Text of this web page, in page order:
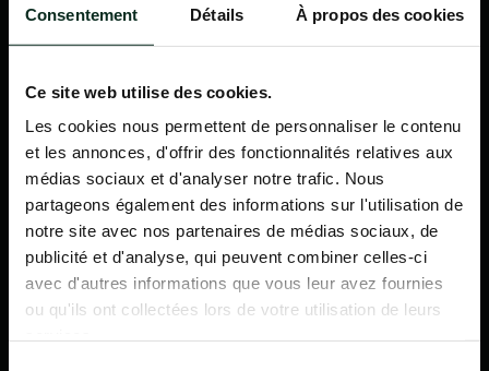
Consentement Détails À propos des cookies
Ce site web utilise des cookies.
Les cookies nous permettent de personnaliser le contenu
et les annonces, d'offrir des fonctionnalités relatives aux
médias sociaux et d'analyser notre trafic. Nous
partageons également des informations sur l'utilisation de
notre site avec nos partenaires de médias sociaux, de
publicité et d'analyse, qui peuvent combiner celles-ci
avec d'autres informations que vous leur avez fournies
ou qu'ils ont collectées lors de votre utilisation de leurs